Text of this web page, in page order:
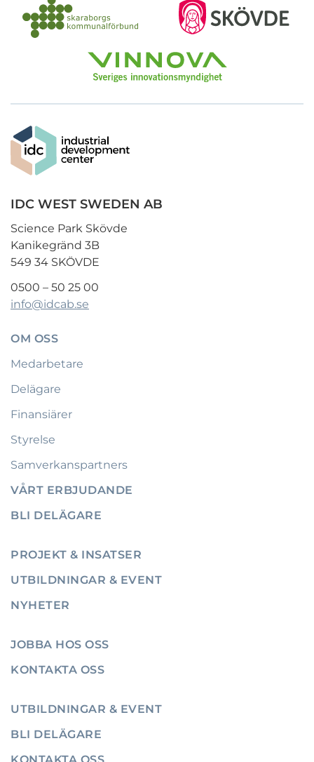
IDC WEST SWEDEN AB
Science Park Skövde
Kanikegränd 3B
549 34 SKÖVDE
0500 – 50 25 00
info@idcab.se
OM OSS
Medarbetare
Delägare
Finansiärer
Styrelse
Samverkanspartners
VÅRT ERBJUDANDE
BLI DELÄGARE
PROJEKT & INSATSER
UTBILDNINGAR & EVENT
NYHETER
JOBBA HOS OSS
KONTAKTA OSS
UTBILDNINGAR & EVENT
BLI DELÄGARE